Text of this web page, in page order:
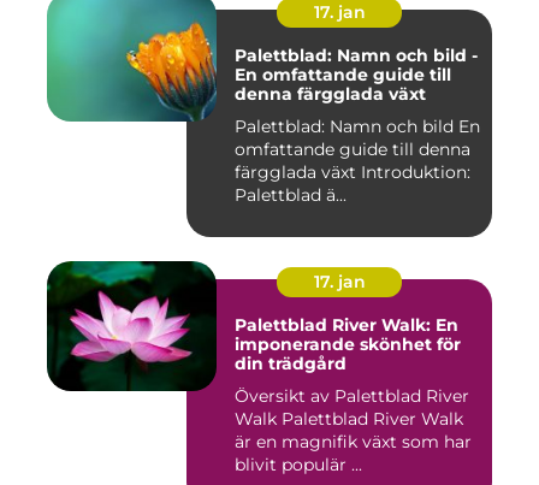
17. jan
Palettblad: Namn och bild -
En omfattande guide till
denna färgglada växt
Palettblad: Namn och bild En
omfattande guide till denna
färgglada växt Introduktion:
Palettblad ä...
17. jan
Palettblad River Walk: En
imponerande skönhet för
din trädgård
Översikt av Palettblad River
Walk Palettblad River Walk
är en magnifik växt som har
blivit populär ...